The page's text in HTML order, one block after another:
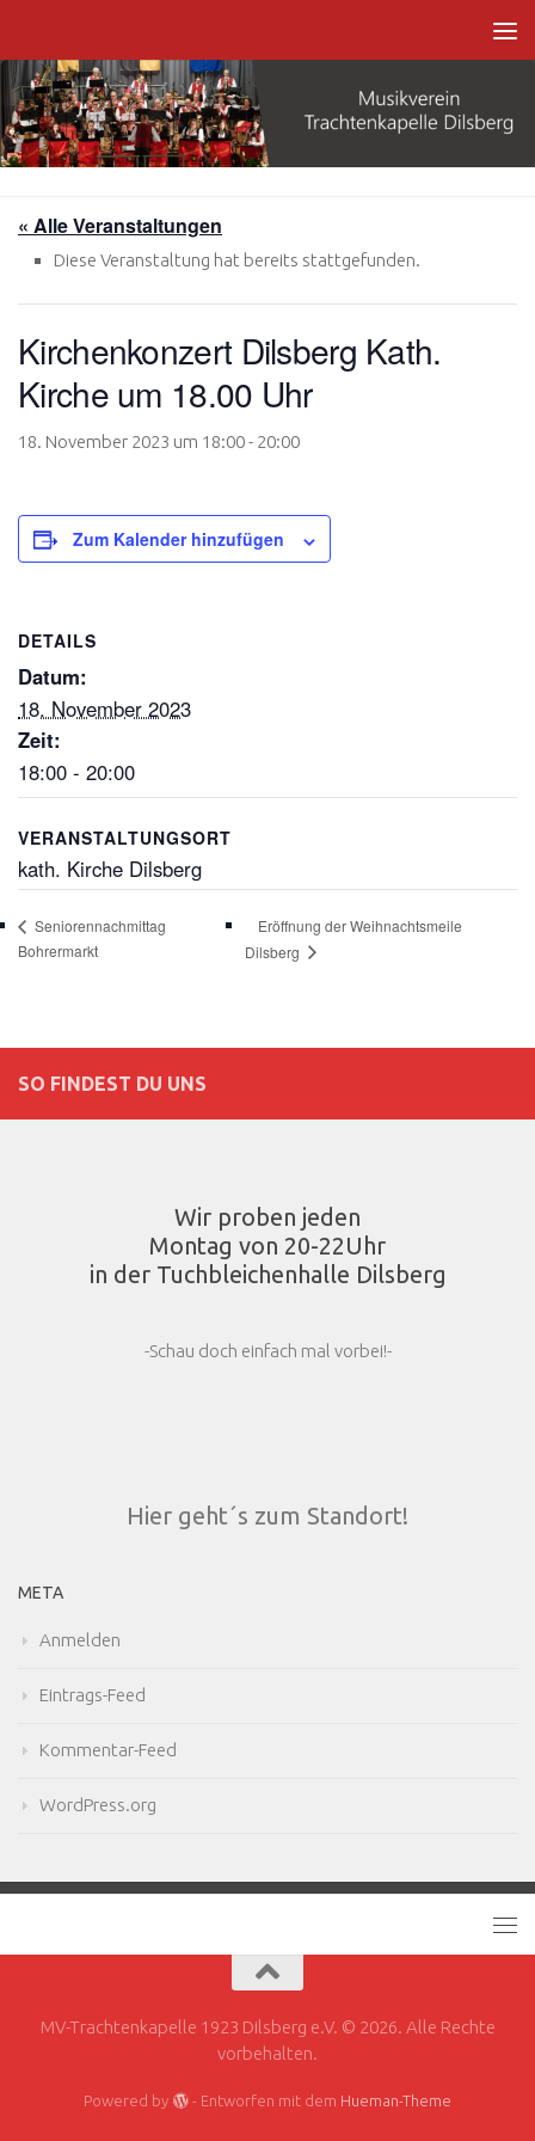
« Alle Veranstaltungen
Diese Veranstaltung hat bereits stattgefunden.
Kirchenkonzert Dilsberg Kath.
Kirche um 18.00 Uhr
18. November 2023 um 18:00- 20:00
Zum Kalender hinzufügen
DETAILS
Datum:
18. November 2023
Zeit:
18:00 - 20:00
VERANSTALTUNGSORT
kath. Kirche Dilsberg
Seniorennachmittag
Bohrermarkt
Eröffnung der Weihnachtsmeile
Dilsberg
SO FINDEST DU UNS
Wir proben jeden
Montag von 20-22Uhr
in der Tuchbleichenhalle Dilsberg
-Schau doch einfach mal vorbei!-
Hier geht´s zum Standort!
META
Anmelden
Eintrags-Feed
Kommentar-Feed
WordPress.org
MV-Trachtenkapelle 1923 Dilsberg e.V. © 2026. Alle Rechte
vorbehalten.
Powered by - Entworfen mit dem Hueman-Theme